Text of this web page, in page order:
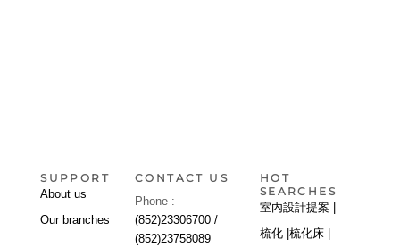
SUPPORT
About us
Our branches
CONTACT US
Phone :
(852)23306700 /
(852)23758089
HOT
SEARCHES
室内設計提案 |
梳化 | 梳化床 |